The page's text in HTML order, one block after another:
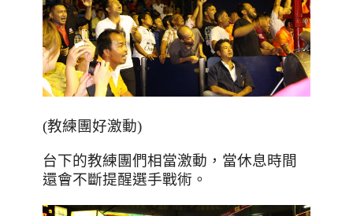
(教練團好激動)
台下的教練團們相當激動，當休息時間
還會不斷提醒選手戰術。